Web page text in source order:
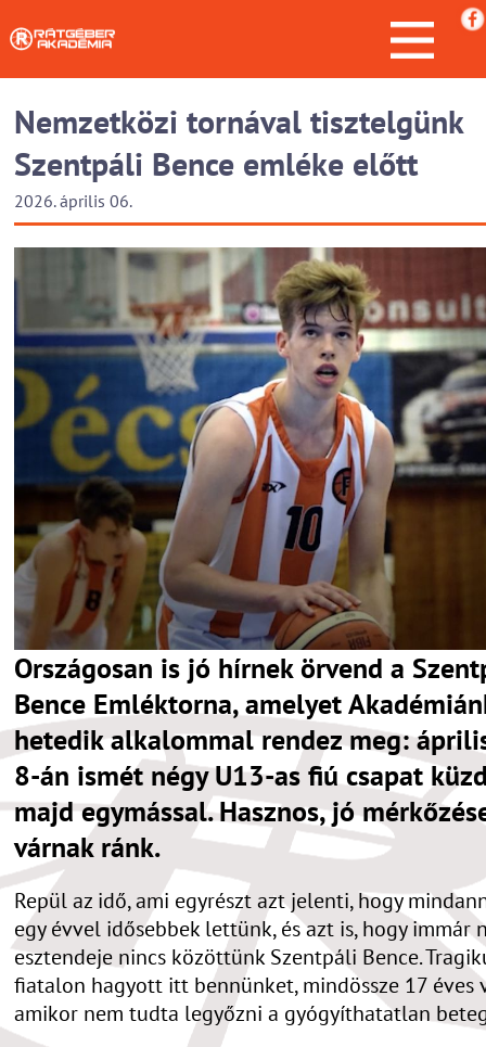
Nemzetközi tornával tisztelgünk
Szentpáli Bence emléke előtt
2026. április 06.
Országosan is jó hírnek örvend a
Bence Emléktorna, amelyet
hetedik alkalommal rendez meg:
8-án ismét négy U13-as fiú csapat
majd egymással. Hasznos, jó
várnak ránk.
Repül az idő, ami egyrészt azt jelenti, hogy
egy évvel idősebbek lettünk, és azt is, hogy immár
esztendeje nincs közöttünk Szentpáli Bence.
fiatalon hagyott itt bennünket, mindössze 17 éves
amikor nem tudta legyőzni a gyógyíthatatlan